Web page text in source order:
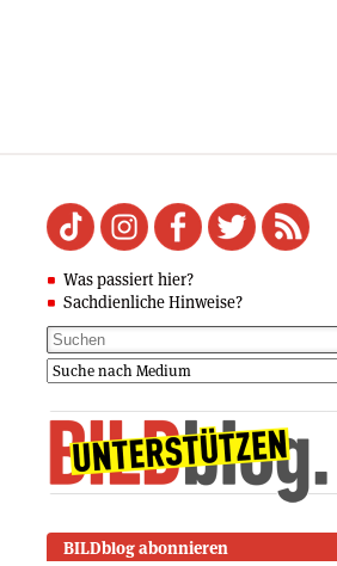
Was passiert hier?
Sachdienliche Hinweise?
BILDblog abonnieren